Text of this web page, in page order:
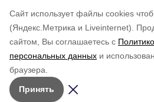
Cайт использует файлы cookies
(Яндекс.Метрика и Liveinternet).
сайтом, Вы соглашаетесь с
персональных данных и
браузера.
Принять
открытки поздравления
по оценке
5